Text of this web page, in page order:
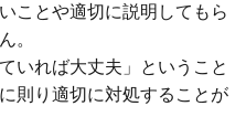
ことや適切に説明してもら
。
いれば⼤丈夫」ということ
則り適切に対処することが